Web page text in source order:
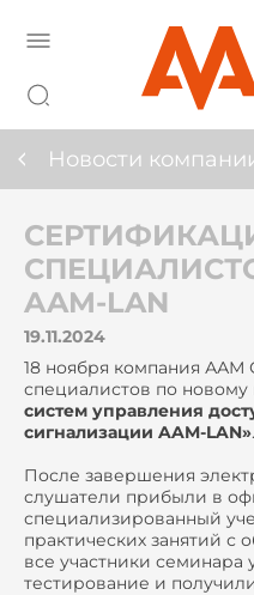
Новости
AAM-LAN
19.11.2024
18 ноября компания ААМ
специалистов по новому
систем управления
сигнализации AAM-LAN».
После завершения
слушатели прибыли в
специализированный
практических занятий с
все участники
тестирование и